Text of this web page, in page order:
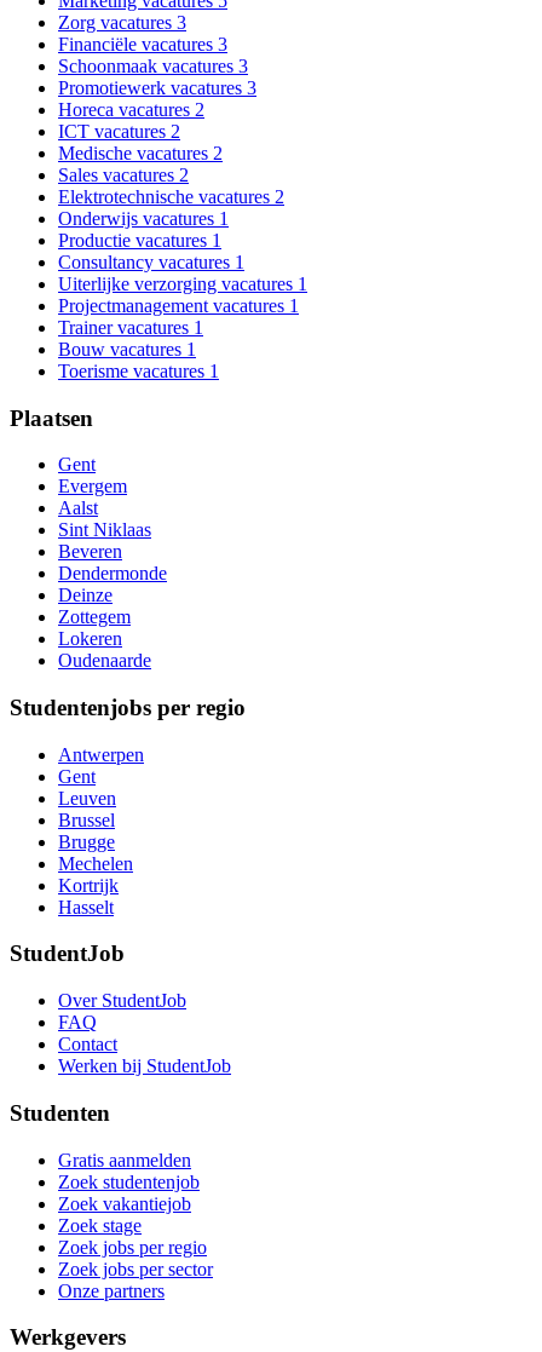
Zorg vacatures 3
Financiële vacatures 3
Schoonmaak vacatures 3
Promotiewerk vacatures 3
Horeca vacatures 2
ICT vacatures 2
Medische vacatures 2
Sales vacatures 2
Elektrotechnische vacatures 2
Onderwijs vacatures 1
Productie vacatures 1
Consultancy vacatures 1
Uiterlijke verzorging vacatures 1
Projectmanagement vacatures 1
Trainer vacatures 1
Bouw vacatures 1
Toerisme vacatures 1
Plaatsen
Gent
Evergem
Aalst
Sint Niklaas
Beveren
Dendermonde
Deinze
Zottegem
Lokeren
Oudenaarde
Studentenjobs per regio
Antwerpen
Gent
Leuven
Brussel
Brugge
Mechelen
Kortrijk
Hasselt
StudentJob
Over StudentJob
FAQ
Contact
Werken bij StudentJob
Studenten
Gratis aanmelden
Zoek studentenjob
Zoek vakantiejob
Zoek stage
Zoek jobs per regio
Zoek jobs per sector
Onze partners
Werkgevers